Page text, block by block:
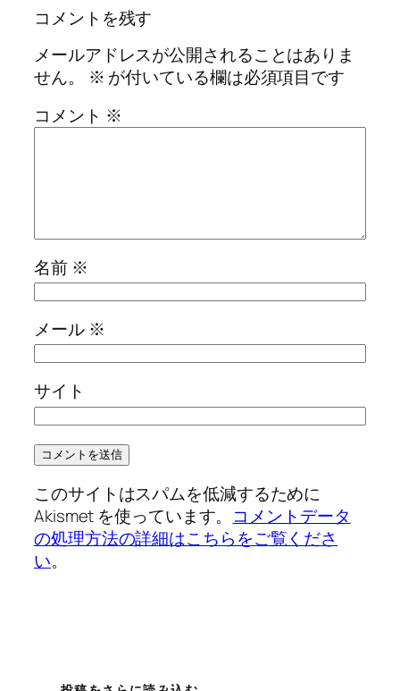
コメントを残す
メールアドレスが公開されることはありま
せん。
※ が付いている欄は必須項目です
コメント ※
名前 ※
メール ※
サイト
このサイトはスパムを低減するために
Akismet を使っています。 コメントデータ
の処理方法の詳細はこちらをご覧くださ
い。